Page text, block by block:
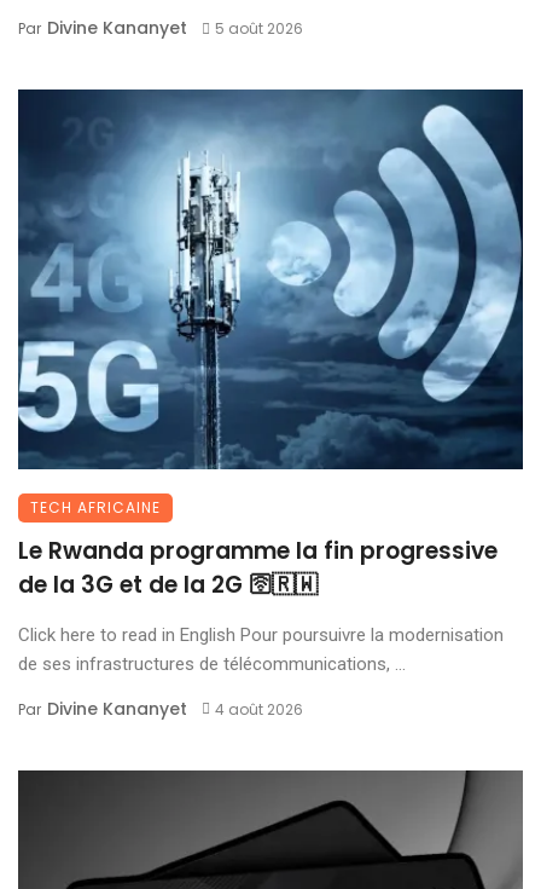
Par Divine Kananyet 5 août 2026
TECH AFRICAINE
Le Rwanda programme la fin progressive
de la 3G et de la 2G 🛜🇷🇼
Click here to read in English Pour poursuivre la modernisation
de ses infrastructures de télécommunications, ...
Par Divine Kananyet 4 août 2026